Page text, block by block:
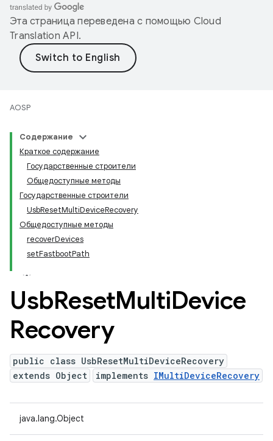
Эта страница переведена с помощью Cloud
Translation API.
AOSP
Содержание
Краткое содержание
Государственные строители
Общедоступные методы
Государственные строители
UsbResetMultiDeviceRecovery
Общедоступные методы
recoverDevices
setFastbootPath
UsbResetMultiDevice
Recovery
public class UsbResetMultiDeviceRecovery
extends Object
implements IMultiDeviceRecovery
java.lang.Object